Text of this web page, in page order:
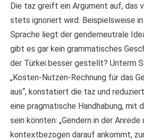
Die taz greift ein Argument auf, das
stets ignoriert wird. Beispielsweise
Sprache liegt der genderneutrale
gibt es gar kein grammatisches
der Türkei besser gestellt? Unterm
„Kosten-Nutzen-Rechnung für das
aus“, konstatiert die taz und
eine pragmatische Handhabung, mit
sein könnten: „Gendern in der ­Anrede
kontextbezogen darauf ankommt,